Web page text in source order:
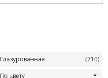
Глазурованная
(710)
По цвету